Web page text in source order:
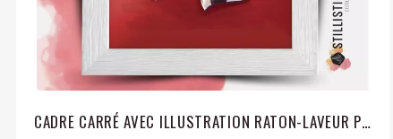
CADRE CARRÉ AVEC ILLUSTRATION RATON-LAVEUR POUR CHAMBRE ENFANT BÉBÉ 25X25CM